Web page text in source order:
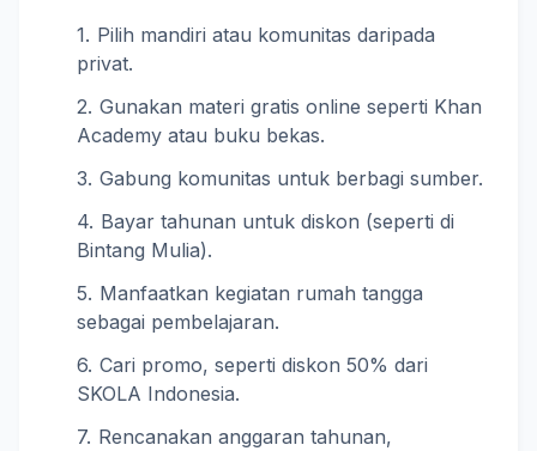
Pilih mandiri atau komunitas daripada
privat.
Gunakan materi gratis online seperti Khan
Academy atau buku bekas.
Gabung komunitas untuk berbagi sumber.
Bayar tahunan untuk diskon (seperti di
Bintang Mulia).
Manfaatkan kegiatan rumah tangga
sebagai pembelajaran.
Cari promo, seperti diskon 50% dari
SKOLA Indonesia.
Rencanakan anggaran tahunan,